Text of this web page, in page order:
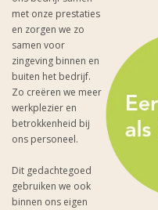
met onze prestaties
en zorgen we zo
samen voor
zingeving binnen en
buiten het bedrijf.
Zo creëren we meer
werkplezier en
betrokkenheid bij
ons personeel.
Dit gedachtegoed
gebruiken we ook
binnen ons eigen